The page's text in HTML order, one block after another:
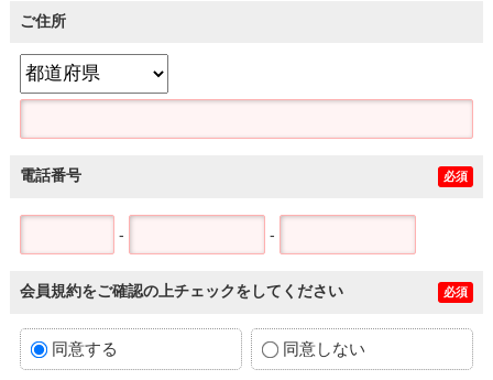
ご住所
電話番号 必須
- -
会員規約をご確認の上チェックをしてください 必須
同意する 同意しない